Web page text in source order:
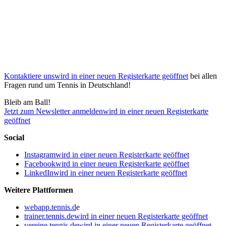
Kontaktiere unswird in einer neuen Registerkarte geöffnet bei allen
Fragen rund um Tennis in Deutschland!
Bleib am Ball!
Jetzt zum Newsletter anmeldenwird in einer neuen Registerkarte
geöffnet
Social
Instagramwird in einer neuen Registerkarte geöffnet
Facebookwird in einer neuen Registerkarte geöffnet
LinkedInwird in einer neuen Registerkarte geöffnet
Weitere Plattformen
webapp.tennis.de
trainer.tennis.dewird in einer neuen Registerkarte geöffnet